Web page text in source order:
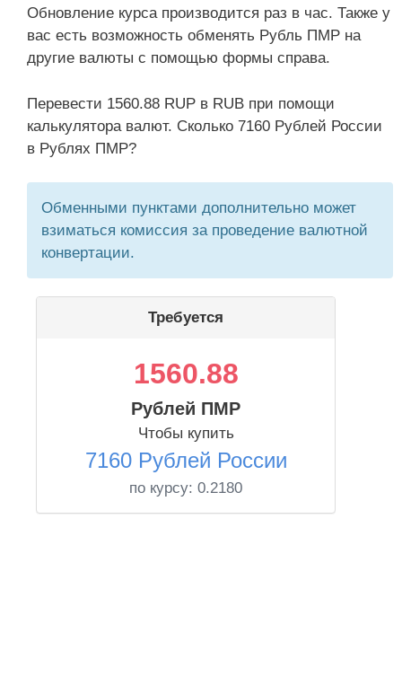
Обновление курса производится раз в час. Также у
вас есть возможность обменять Рубль ПМР на
другие валюты с помощью формы справа.
Перевести 1560.88 RUP в RUB при помощи
калькулятора валют. Сколько 7160 Рублей России
в Рублях ПМР?
Обменными пунктами дополнительно может
взиматься комиссия за проведение валютной
конвертации.
Требуется
1560.88
Рублей ПМР
Чтобы купить
7160 Рублей России
по курсу: 0.2180